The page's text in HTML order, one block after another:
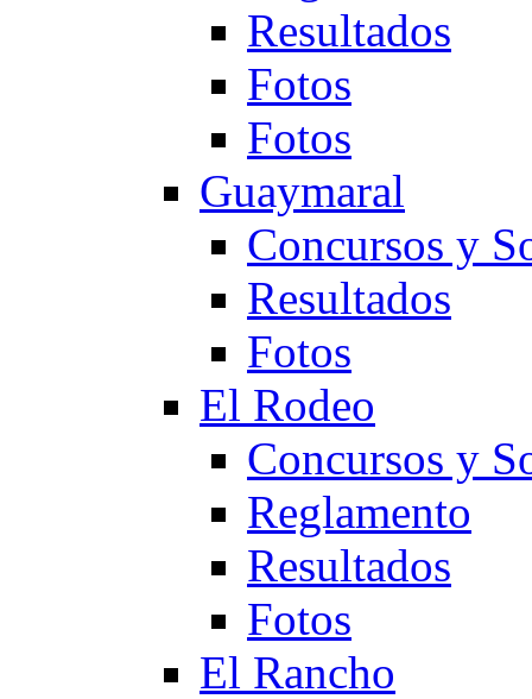
Resultados
Fotos
Fotos
Guaymaral
Concursos y
Resultados
Fotos
El Rodeo
Concursos y
Reglamento
Resultados
Fotos
El Rancho